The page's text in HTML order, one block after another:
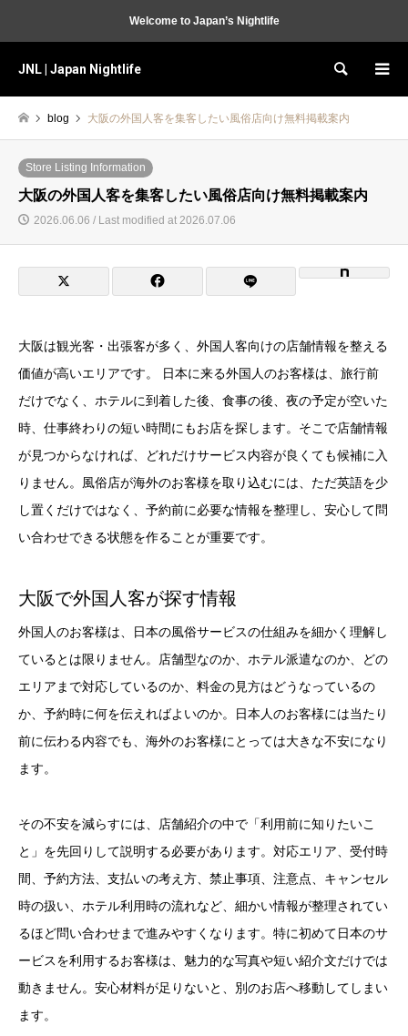
Welcome to Japan’s Nightlife
JNL | Japan Nightlife Search
blog 大阪の外国人客を集客したい風俗店向け無料掲載案内
Store Listing Information
大阪の外国人客を集客したい風俗店向け無料掲載案内
2026.06.06 / Last modified at 2026.07.06
大阪は観光客・出張客が多く、外国人客向けの店舗情報を整える
価値が高いエリアです。 日本に来る外国人のお客様は、旅行前
だけでなく、ホテルに到着した後、食事の後、夜の予定が空いた
時、仕事終わりの短い時間にもお店を探します。そこで店舗情報
が見つからなければ、どれだけサービス内容が良くても候補に入
りません。風俗店が海外のお客様を取り込むには、ただ英語を少
し置くだけではなく、予約前に必要な情報を整理し、安心して問
い合わせできる状態を作ることが重要です。
大阪で外国人客が探す情報
外国人のお客様は、日本の風俗サービスの仕組みを細かく理解し
ているとは限りません。店舗型なのか、ホテル派遣なのか、どの
エリアまで対応しているのか、料金の見方はどうなっているの
か、予約時に何を伝えればよいのか。日本人のお客様には当たり
前に伝わる内容でも、海外のお客様にとっては大きな不安になり
ます。
その不安を減らすには、店舗紹介の中で「利用前に知りたいこ
と」を先回りして説明する必要があります。対応エリア、受付時
間、予約方法、支払いの考え方、禁止事項、注意点、キャンセル
時の扱い、ホテル利用時の流れなど、細かい情報が整理されてい
るほど問い合わせまで進みやすくなります。特に初めて日本のサ
ービスを利用するお客様は、魅力的な写真や短い紹介文だけでは
動きません。安心材料が足りないと、別のお店へ移動してしまい
ます。